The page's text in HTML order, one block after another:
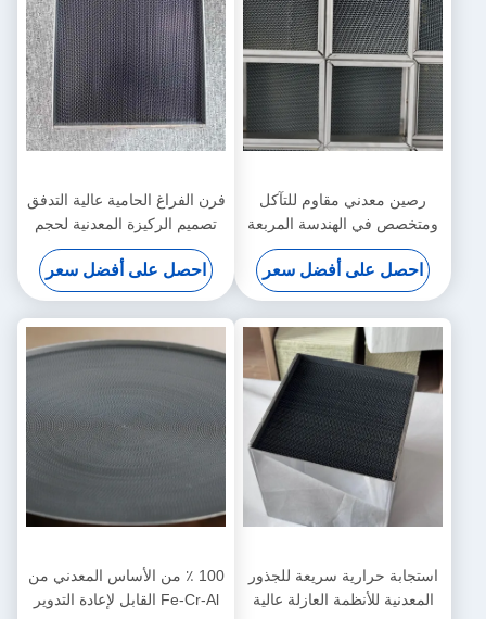
رصين معدني مقاوم للتآكل
ومتخصص في الهندسة المربعة
لمعالجة غازات العادم البحرية
احصل على أفضل سعر
فرن الفراغ الحامية عالية التدفق
تصميم الركيزة المعدنية لحجم
غاز كبير DeNOx
احصل على أفضل سعر
استجابة حرارية سريعة للجذور
المعدنية للأنظمة العازلة عالية
100 ٪ من الأساس المعدني من
Fe-Cr-Al القابل لإعادة التدوير